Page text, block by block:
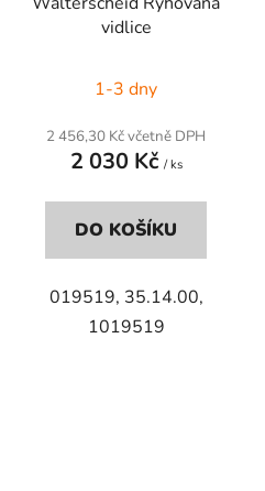
vidlice
1-3 dny
2 456,30 Kč včetně DPH
2 030 Kč / ks
DO KOŠÍKU
019519, 35.14.00,
1019519